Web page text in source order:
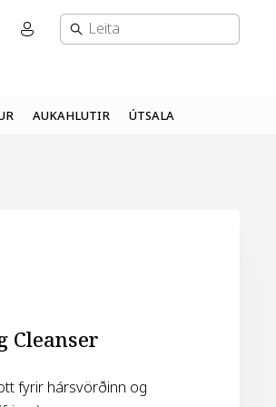
ÓskalistiMínar síður valmynd
AUKAHLUTIR ÚTSALA
Cleanser
fyrir hársvörðinn og